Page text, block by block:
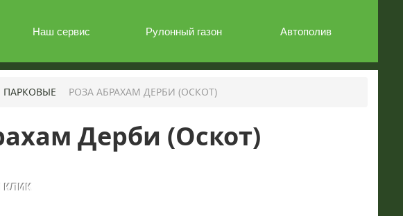
Наш сервис Рулонный газон Автополив
ПАРКОВЫЕ РОЗА АБРАХАМ ДЕРБИ (ОСКОТ)
Дерби (Оскот)